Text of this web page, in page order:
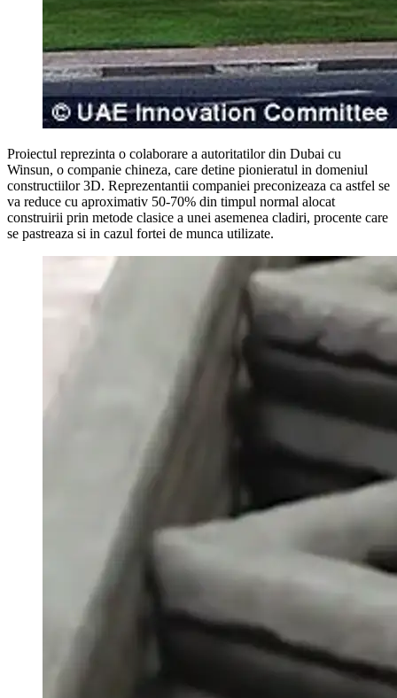
Proiectul reprezinta o colaborare a autoritatilor din Dubai cu
Winsun, o companie chineza, care detine pionieratul in domeniul
constructiilor 3D. Reprezentantii companiei preconizeaza ca astfel se
va reduce cu aproximativ 50-70% din timpul normal alocat
construirii prin metode clasice a unei asemenea cladiri, procente care
se pastreaza si in cazul fortei de munca utilizate.